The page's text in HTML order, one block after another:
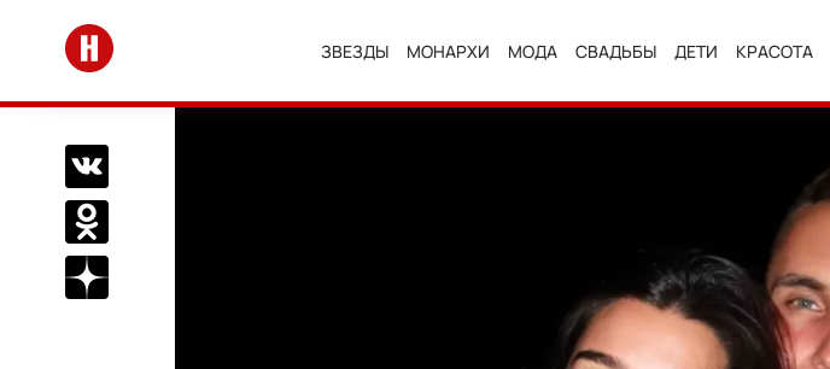
Перейти на главную
ЗВЕЗДЫ МОНАРХИ МОДА СВАДЬБЫ ДЕТИ КРАСОТА
Поделиться Вконтакте
Поделиться в Одноклассниках
Подписаться на нас в Дзен